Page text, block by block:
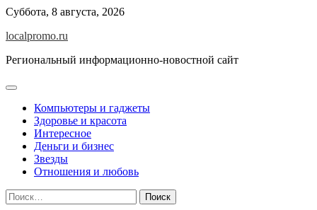
Перейти
содержимому
Суббота, 8 августа, 2026
localpromo.ru
Региональный информационно-новостной сайт
Компьютеры и гаджеты
Здоровье и красота
Интересное
Деньги и бизнес
Звезды
Отношения и любовь
Найти: